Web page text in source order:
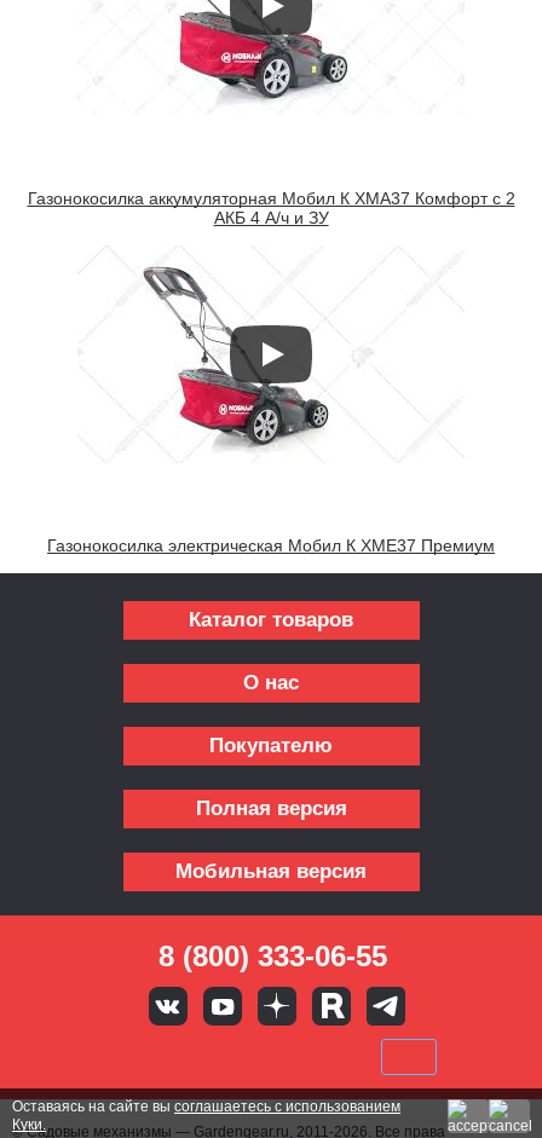
Газонокосилка аккумуляторная Мобил К XMA37 Комфорт с 2
АКБ 4 А/ч и ЗУ
Газонокосилка электрическая Мобил К XME37 Премиум
Каталог товаров
О нас
Покупателю
Полная версия
Мобильная версия
8 (800) 333-06-55
© Садовые механизмы — Gardengear.ru, 2011-2026. Все права
Оставаясь на сайте вы соглашаетесь с использованием
Куки.